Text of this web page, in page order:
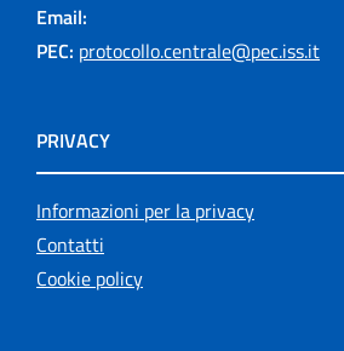
Email:
PEC: protocollo.centrale@pec.iss.it
PRIVACY
Informazioni per la privacy
Contatti
Cookie policy